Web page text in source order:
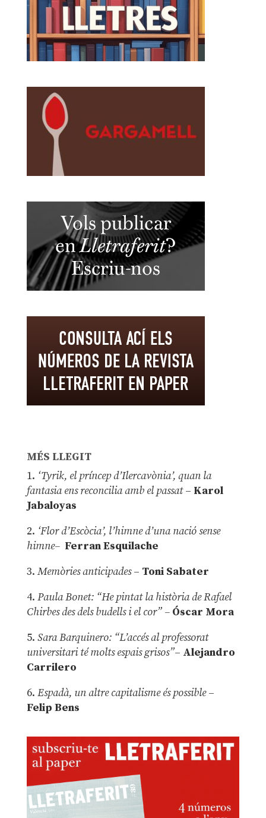
MÉS LLEGIT
1. ‘Tyrik, el príncep d’Ilercavònia’, quan la
fantasia ens reconcilia amb el passat– Karol
Jabaloyas
2. ‘Flor d’Escòcia’, l’himne d’una nació sense
himne– Ferran Esquilache
3. Memòries anticipades– Toni Sabater
4. Paula Bonet: “He pintat la història de Rafael
Chirbes des dels budells i el cor” –Óscar Mora
5. Sara Barquinero: “L’accés al professorat
universitari té molts espais grisos”– Alejandro
Carrilero
6. Espadà, un altre capitalisme és possible –
Felip Bens